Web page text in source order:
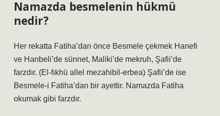
Namazda besmelenin hükmü
nedir?
Her rekatta Fatiha’dan önce Besmele çekmek Hanefi
ve Hanbeli’de sünnet, Maliki’de mekruh, Şafii’de
farzdır. (El-fıkhü allel mezahibil-erbea) Şafii’de ise
Besmele-i Fatiha’dan bir ayettir. Namazda Fatiha
okumak gibi farzdır.